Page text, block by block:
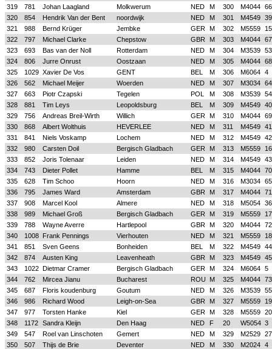
319
781 Johan Laagland Molkwerum NED M 300 M4044 66
320
854 Hendrik Van der Bent noordwijk NED M 301 M4549 39
321
988 Bernd Krüger Jembke GER M 302 M5559
15
322
797 Michael Clarke Chepstow GBR M 303 M4044 67
323
693 Bas van der Noll Rotterdam NED M 304 M3539 53
324
806 Jurre Onrust Oostzaan NED M 305 M4044 68
325
1029 Xavier De Vos GENT BEL M 306 M6064 4
326
562 Michael Meijer Woerden NED M 307 M3034 64
327
663 Piotr Czapski Tegelen POL M 308 M3539 54
328
881 Tim Leys Leopoldsburg BEL M 309 M4549 40
329
756 Andreas Breil-Wirth Willich GER M 310 M4044 69
330
868 Albert Wolthuis HEVERLEE NED M 311 M4549 41
331
841 Niels Voskamp Lochem NED M 312 M4549 42
332
980 Carsten Doil Bergisch Gladbach GER M 313 M5559
16
333
852 Joris Tolenaar Leiden NED M 314 M4549 43
334
743 Dieter Pollet Hamme BEL M 315 M4044 70
335
628 Tim Schoo Hoorn NED M 316 M3034 65
336
795 James Ward Amsterdam GBR M 317 M4044 71
337
908 Marcel Kool Almere NED M 318 M5054 36
338
989 Michael Groß Bergisch Gladbach GER M 319 M5559
17
339
788 Wayne Averre Hartlepool GBR M 320 M4044 72
340
1008 Frank Pennings Vierhouten NED M 321 M5559
18
341
851 Sven Geens Bonheiden BEL M 322 M4549 44
342
874 Austen King Leavenheath GBR M 323 M4549 45
343
1022 Dietmar Cramer Bergisch Gladbach GER M 324 M6064 5
344
762 Mircea Jianu Bucharest ROU M 325 M4044 73
345
687 Floris koudenburg Goutum NED M 326 M3539 55
346
986 Richard Wood Leigh-on-Sea GBR M 327 M5559
19
347
977 Torsten Hanke Kiel GER M 328 M5559 20
348
1172 Sandra Kleijn Den Haag NED F 20 W5054 3
349
547 Roel van Linschoten Gemert NED M 329 M2529 27
350
507 Thijs de Brie Deventer NED M 330 M2024 4